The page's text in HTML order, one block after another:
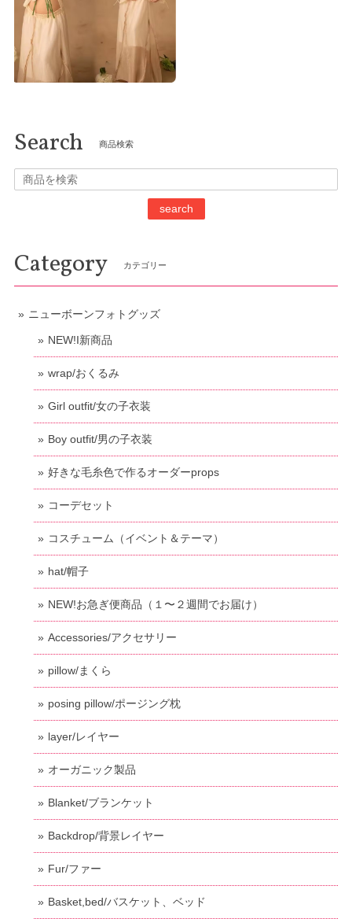
Search 商品検索
search
Category カテゴリー
ニューボーンフォトグッズ
NEW!I新商品
wrap/おくるみ
Girl outfit/女の子衣装
Boy outfit/男の子衣装
好きな毛糸色で作るオーダーprops
コーデセット
コスチューム（イベント＆テーマ）
hat/帽子
NEW!お急ぎ便商品（１〜２週間でお届け）
Accessories/アクセサリー
pillow/まくら
posing pillow/ポージング枕
layer/レイヤー
オーガニック製品
Blanket/ブランケット
Backdrop/背景レイヤー
Fur/ファー
Basket,bed/バスケット、ベッド